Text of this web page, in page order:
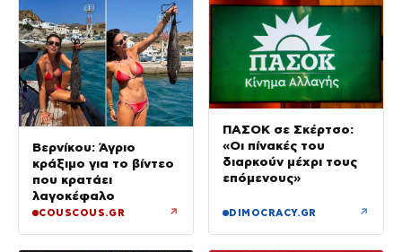
Βερνίκου: Άγριο
κράξιμο για το βίντεο
που κρατάει
λαγοκέφαλο
COUSCOUS.GR ↗
ΠΑΣΟΚ σε Σκέρτσο:
«Οι πίνακές του
διαρκούν μέχρι τους
επόμενους»
DIMOCRACY.GR ↗